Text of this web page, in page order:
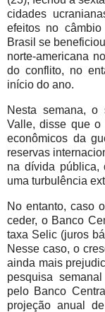
cidades
efeitos no
Brasil se
norte-americana
do conflito, no
início do ano.
Nesta semana, o
Valle, disse que o
econômicos da
reservas
na dívida pública,
uma turbulência
No entanto, caso
ceder, o Banco
taxa Selic (juros
Nesse caso, o
ainda mais
pesquisa
pelo Banco
projeção anual